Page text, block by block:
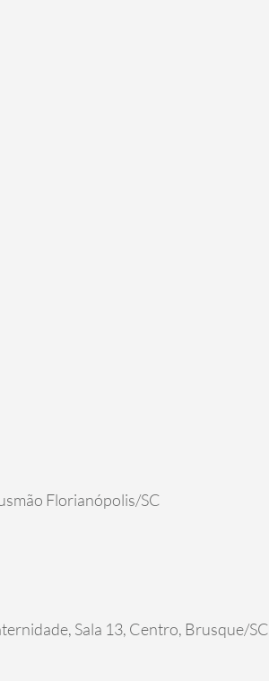
Florianópolis/SC
Sala 13, Centro, Brusque/SC